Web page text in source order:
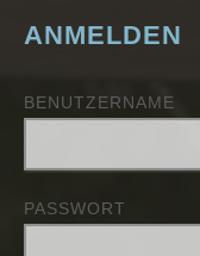
ANMELDEN
BENUTZERNAME
PASSWORT